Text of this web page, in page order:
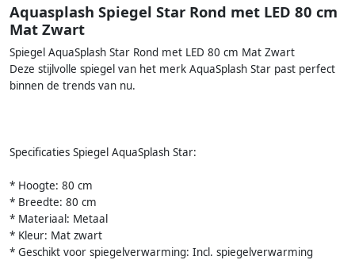
Aquasplash Spiegel Star Rond met LED 80 cm
Mat Zwart
Spiegel AquaSplash Star Rond met LED 80 cm Mat Zwart
Deze stijlvolle spiegel van het merk AquaSplash Star past perfect
binnen de trends van nu.
Specificaties Spiegel AquaSplash Star:
* Hoogte: 80 cm
* Breedte: 80 cm
* Materiaal: Metaal
* Kleur: Mat zwart
* Geschikt voor spiegelverwarming: Incl. spiegelverwarming